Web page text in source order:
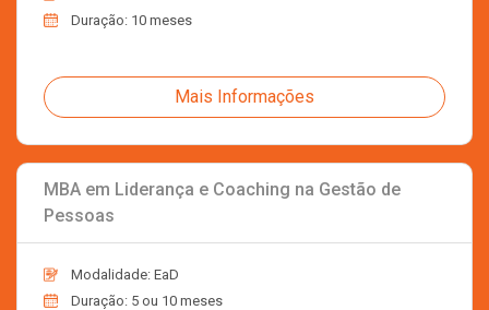
Duração: 10 meses
Mais Informações
MBA em Liderança e Coaching na Gestão de
Pessoas
Modalidade: EaD
Duração: 5 ou 10 meses